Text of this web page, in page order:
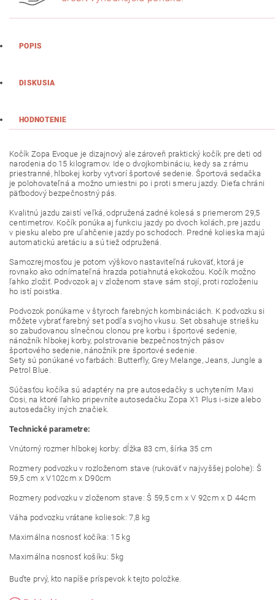
POPIS
DISKUSIA
HODNOTENIE
Kočík Zopa Evoque je dizajnový ale zároveň praktický kočík pre deti od
narodenia do 15 kilogramov. Ide o dvojkombináciu, kedy sa z rámu
priestranné, hlbokej korby vytvorí športové sedenie. Športová sedačka
je polohovateľná a možno umiestni po i proti smeru jazdy. Dieťa chráni
päťbodový bezpečnostný pás.
Kvalitnú jazdu zaistí veľká, odpružená zadné kolesá s priemerom 29,5
centimetrov. Kočík ponúka aj funkciu jazdy po dvoch kolách, pre jazdu
v piesku alebo pre uľahčenie jazdy po schodoch. Predné kolieska majú
automatickú aretáciu a sú tiež odpružená.
Samozrejmosťou je potom výškovo nastaviteľná rukoväť, ktorá je
rovnako ako odnímateľná hrazda potiahnutá ekokožou. Kočík možno
ľahko zložiť. Podvozok aj v zloženom stave sám stojí, proti rozloženiu
ho istí poistka.
Podvozok ponúkame v štyroch farebných kombináciách. K podvozku si
môžete vybrať farebný set podľa svojho vkusu. Set obsahuje striešku
so zabudovanou slnečnou clonou pre korbu i športové sedenie,
nánožník hlbokej korby, polstrovanie bezpečnostných pásov
športového sedenie, nánožník pre športové sedenie.
Sety sú ponúkané vo farbách: Butterfly, Grey Melange, Jeans, Jungle a
Petrol Blue.
Súčasťou kočíka sú adaptéry na pre autosedačky s uchytením Maxi
Cosi, na ktoré ľahko pripevníte autosedačku Zopa X1 Plus i-size alebo
autosedačky iných značiek.
Technické parametre:
Vnútorný rozmer hlbokej korby: dĺžka 83 cm, šírka 35 cm
Rozmery podvozku v rozloženom stave (rukoväť v najvyššej polohe): Š
59,5 cm x V102cm x D90cm
Rozmery podvozku v zloženom stave: Š 59,5 cm x V 92cm x D 44cm
Váha podvozku vrátane koliesok: 7,8 kg
Maximálna nosnosť kočíka: 15 kg
Maximálna nosnosť košíku: 5kg
Buďte prvý, kto napíše príspevok k tejto položke.